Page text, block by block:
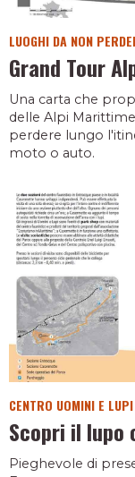
LUOGHI DA NON
Grand Tour
Una carta che
delle Alpi
perdere lungo
moto o auto.
CENTRO UOMINI E LUPI
Scopri il lupo
Pieghevole di